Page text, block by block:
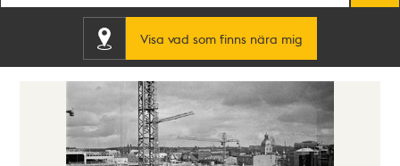
Visa vad som finns nära mig